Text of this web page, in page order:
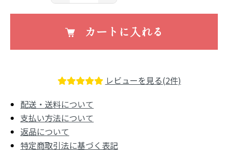
カートに入れる
レビューを見る(2件)
配送・送料について
支払い方法について
返品について
特定商取引法に基づく表記